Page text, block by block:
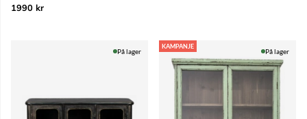
1990 kr
På lager
KAMPANJE
På lager